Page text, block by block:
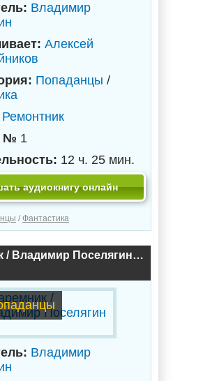
Владимир
Алексей
Попаданцы /
Ремонтник
№ 1
12 ч. 25 мин.
аудиокнигу онлайн
/ Фантастика
Гаремник / Владимир Поселягин (1)
Владимир